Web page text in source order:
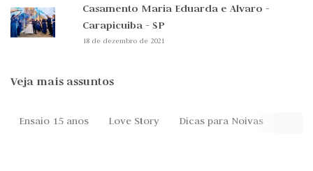
Casamento Maria Eduarda e Alvaro -
Carapicuiba - SP
18 de dezembro de 2021
Veja mais assuntos
Ensaio 15 anos Love Story Dicas para Noivas